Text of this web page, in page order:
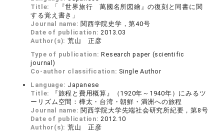
Title:
「『世界旅行 萬國名所図繪』の復刻と同書に関
する覚え書き」
Journal name: 関西学院史学，第40号
Date of publication:2013.03
Author(s): 荒山 正彦
Type of publication:Research paper (scientific
journal)
Co-author classification: Single Author
Language: Japanese
Title:
『旅程と費用概算』（1920年～1940年）にみるツ
ーリズム空間：樺太・台湾・朝鮮・満洲への旅程
Journal name: 関西学院大学先端社会研究所紀要，第8号
Date of publication:2012.10
Author(s): 荒山 正彦